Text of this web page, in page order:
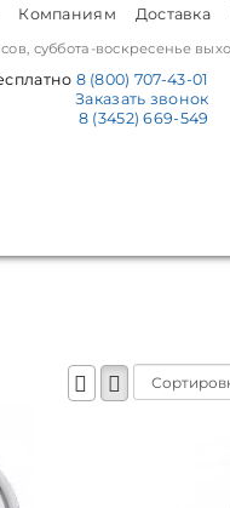
Компаниям Доставка
суббота-воскресенье
8 (800) 707-43-01
Заказать звонок
8 (3452) 669-549
Sort